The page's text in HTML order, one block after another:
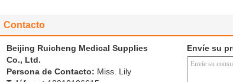
Contacto
Beijing Ruicheng Medical Supplies
Co., Ltd.
Persona de Contacto: Miss. Lily
Envíe su